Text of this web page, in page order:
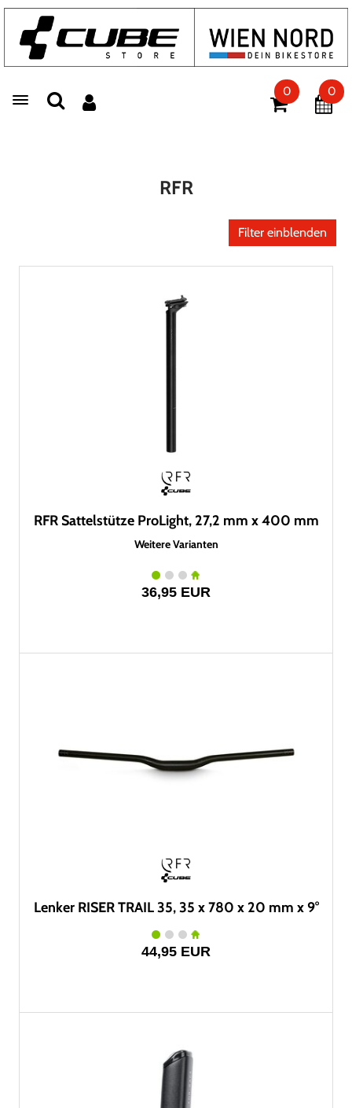
Toggle navigation
0 0
RFR
Filter einblenden
RFR Sattelstütze ProLight, 27,2 mm x 400 mm
Weitere Varianten
36,95 EUR
Lenker RISER TRAIL 35, 35 x 780 x 20 mm x 9°
44,95 EUR